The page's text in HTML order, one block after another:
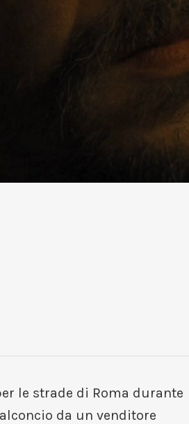
le strade di Roma durante
da un venditore